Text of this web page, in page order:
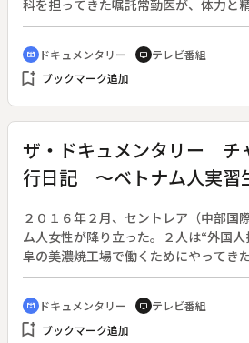
科を担ってきた嘱託常勤医が、体力と
月から非常勤となるためだ。地元住民
らは、不安と戸惑いの声が漏れる。「
らない」。長野県内の関連病院に産婦
学医学部でも、その担い手不足は深刻
ばないお産に、２４時間３６５日“待
体と胎児、２つの命と同時に向き合う
現場の最前線に立つ医師の実態を追う
cinematic_blur ドキュメンタリー tv テレビ番組
bookmark_add ブックマーク追加
ザ・ドキュメンタリー チ
行日記 ～ベトナム人実習
２０１６年２月、セントレア（中部国
ム人女性が降り立った。２人は“外国
阜の美濃焼工場で働くためにやってき
の研修期間はわずか３年間。人手不足
工場の社長は真面目でやる気のある２
てもらえないかと奔走する。◆少子高
の激減で、ニッポンの産業界を深刻な
cinematic_blur ドキュメンタリー tv テレビ番組
bookmark_add ブックマーク追加